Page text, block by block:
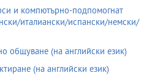
и компютърно-подпомогнат
италиански/испански/немски/
общуване (на английски език)
(на английски език)